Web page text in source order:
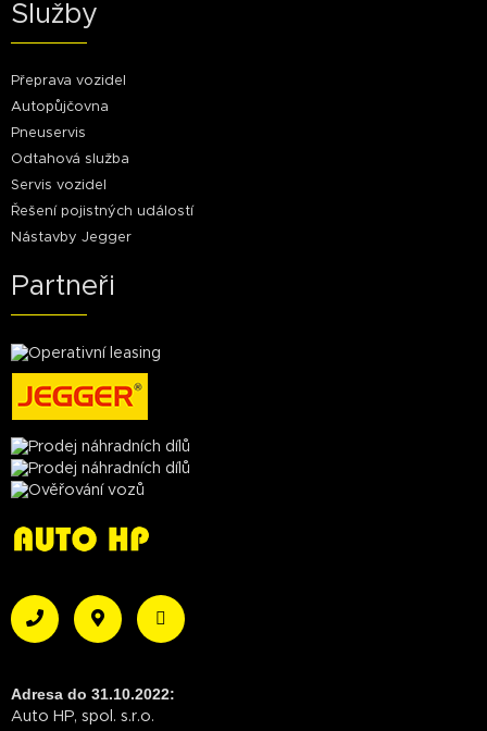
Služby
Přeprava vozidel
Autopůjčovna
Pneuservis
Odtahová služba
Servis vozidel
Řešení pojistných událostí
Nástavby Jegger
Partneři
Adresa do 31.10.2022:
Auto HP, spol. s.r.o.